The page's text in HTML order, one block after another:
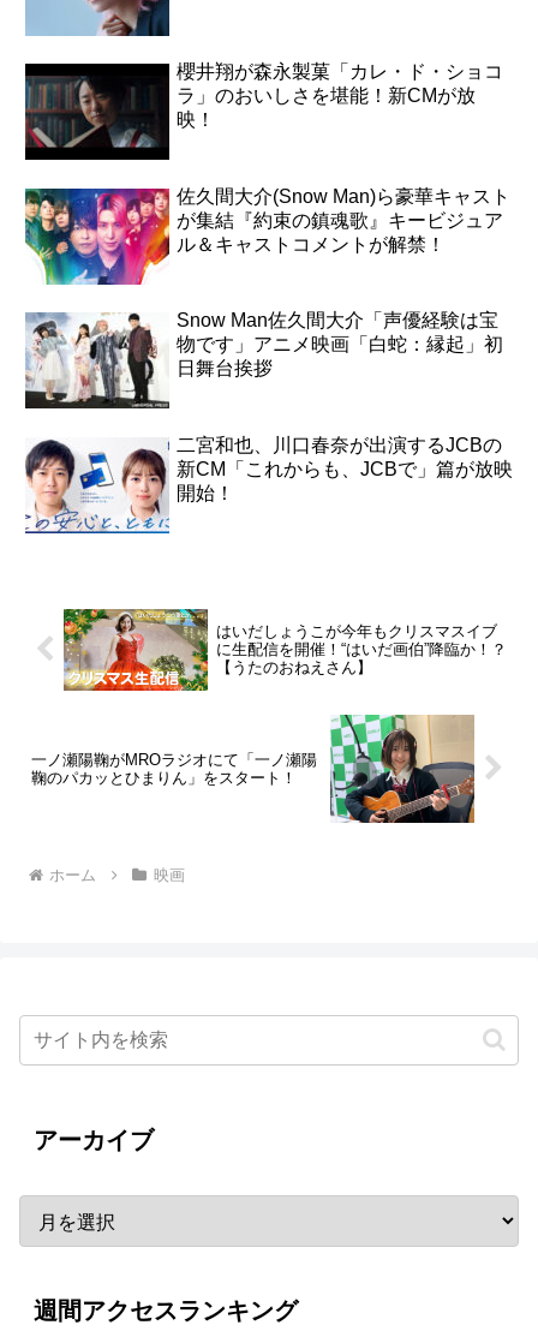
櫻井翔が森永製菓「カレ・ド・ショコ
ラ」のおいしさを堪能！新CMが放
映！
佐久間大介(Snow Man)ら豪華キャスト
が集結『約束の鎮魂歌』キービジュア
ル＆キャストコメントが解禁！
Snow Man佐久間大介「声優経験は宝
物です」アニメ映画「白蛇：縁起」初
日舞台挨拶
二宮和也、川口春奈が出演するJCBの
新CM「これからも、JCBで」篇が放映
開始！
はいだしょうこが今年もクリスマスイブ
に生配信を開催！“はいだ画伯”降臨か！？
【うたのおねえさん】
一ノ瀬陽鞠がMROラジオにて「一ノ瀬陽
鞠のパカッとひまりん」をスタート！
ホーム 映画
アーカイブ
週間アクセスランキング